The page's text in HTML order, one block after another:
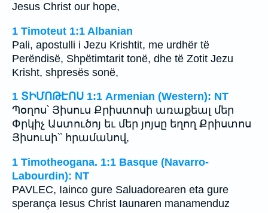
Jesus Christ our hope,
1 Timoteut 1:1 Albanian
Pali, apostulli i Jezu Krishtit, me urdhër të
Perëndisë, Shpëtimtarit tonë, dhe të Zotit Jezu
Krisht, shpresës sonë,
1 ՏԻՄՈԹԷՈՍ 1:1 Armenian (Western): NT
Պօղոս՝ Յիսուս Քրիստոսի առաքեալ մեր
Փրկիչ Աստուծոյ եւ մեր յոյսը եղող Քրիստոս
Յիսուսի՝՝ հրամանով,
1 Timotheogana. 1:1 Basque (Navarro-
Labourdin): NT
PAVLEC, Iainco gure Saluadorearen eta gure
sperança Iesus Christ Iaunaren manamenduz